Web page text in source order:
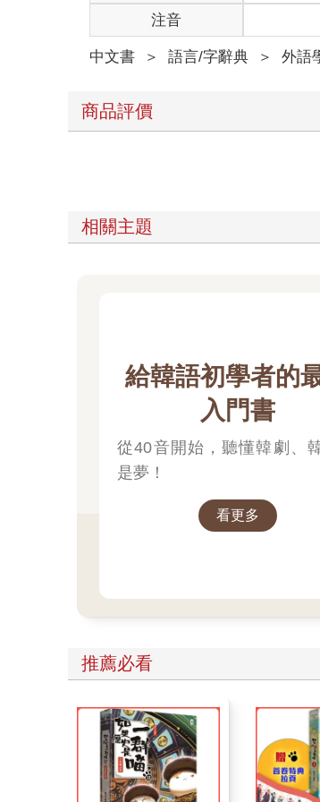
注音
中文書 ＞ 語言/字辭典 ＞ 外語
商品評價
相關主題
給韓語初學者的
入門書
從40音開始，聽懂韓劇、
是夢！
看更多
推薦必看